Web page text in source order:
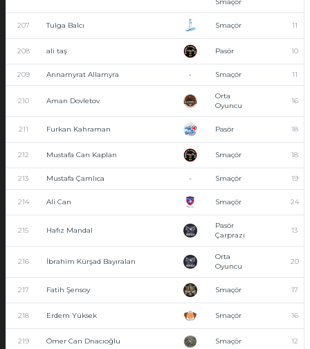
207 Tulga Balcı Smaçör 11
208 ali taş Pasör 10
209 Annamyrat Allamyra - Smaçör 11
210 Aman Dovletov
Orta
Oyuncu
16
211 Furkan Kahraman Pasör 18
212 Mustafa Can Kaplan Smaçör 18
213 Mustafa Çamlıca - Smaçör 19
214 Ali Can Smaçör 24
215 Hafız Mandal
Pasör
Çarprazı
13
216 İbrahim Kürşad Bayıralan
Orta
Oyuncu
20
217 Fatih Şensoy Smaçör 17
218 Erdem Yüksek Smaçör 16
219 Ömer Can Dnacıoğlu Smaçör 12